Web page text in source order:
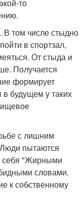
то
В том числе стыдно
в спортзал,
От стыда и
Получается
формирует
будущем у таких
с лишним
пытаются
себя "Жирными
словами.
к собственному